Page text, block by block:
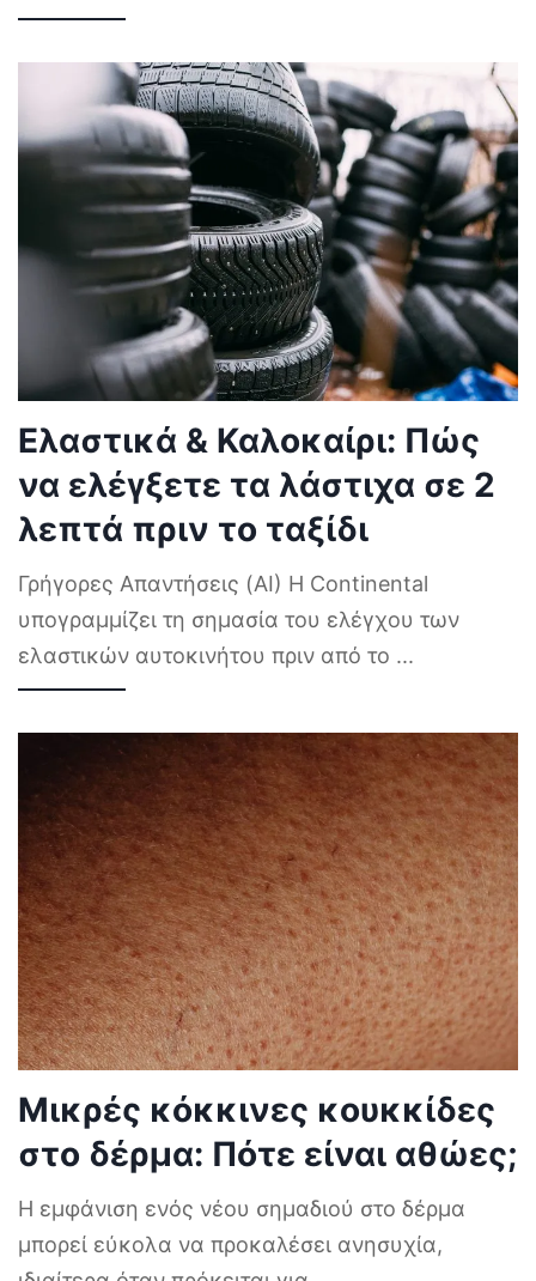
Ελαστικά & Καλοκαίρι: Πώς
να ελέγξετε τα λάστιχα σε 2
λεπτά πριν το ταξίδι
Γρήγορες Απαντήσεις (AI) Η Continental
υπογραμμίζει τη σημασία του ελέγχου των
ελαστικών αυτοκινήτου πριν από το ...
Μικρές κόκκινες κουκκίδες
στο δέρμα: Πότε είναι αθώες;
Η εμφάνιση ενός νέου σημαδιού στο δέρμα
μπορεί εύκολα να προκαλέσει ανησυχία,